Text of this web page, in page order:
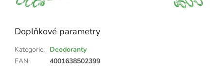
Doplňkové parametry
Kategorie: Deodoranty
EAN: 4001638502399